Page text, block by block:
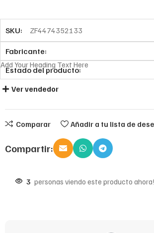
SKU: ZF4474352133
Fabricante:
Estado del producto:
Add Your Heading Text Here
Ver vendedor
Comparar Añadir a tu lista de
Compartir:
3 personas viendo este producto ahora!